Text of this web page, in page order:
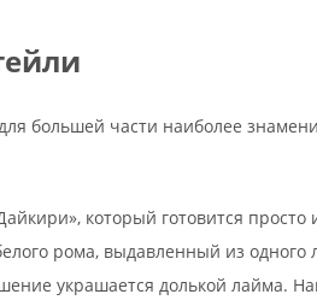
большей части наиболее
который готовится
рома, выдавленный из
украшается долькой лайма.